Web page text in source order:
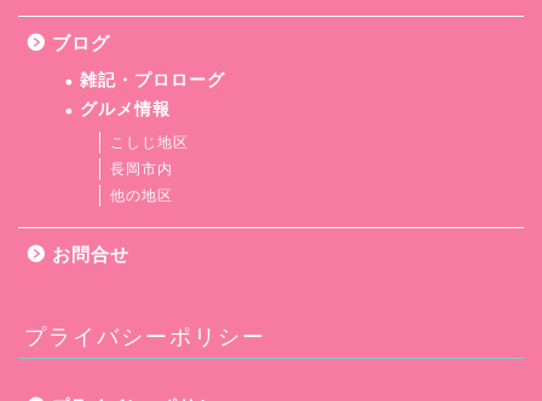
ブログ
雑記・プロローグ
グルメ情報
こしじ地区
長岡市内
他の地区
お問合せ
プライバシーポリシー